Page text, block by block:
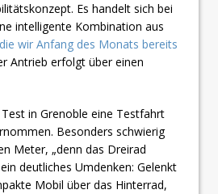
Es handelt sich bei
intelligente Kombination aus
die wir Anfang des Monats bereits
Antrieb erfolgt über einen
in Grenoble eine Testfahrt
Besonders schwierig
Meter, „denn das Dreirad
deutliches Umdenken: Gelenkt
Mobil über das Hinterrad,